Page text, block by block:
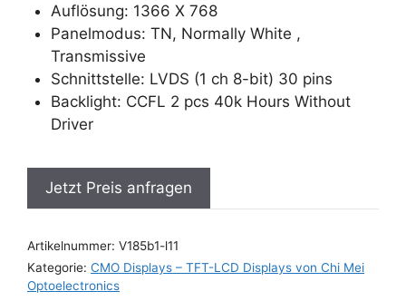
Auflösung: 1366 X 768
Panelmodus: TN, Normally White ,
Transmissive
Schnittstelle: LVDS (1 ch 8-bit) 30 pins
Backlight: CCFL 2 pcs 40k Hours Without
Driver
Jetzt Preis anfragen
Artikelnummer: V185b1-l11
Kategorie: CMO Displays – TFT-LCD Displays von Chi Mei
Optoelectronics